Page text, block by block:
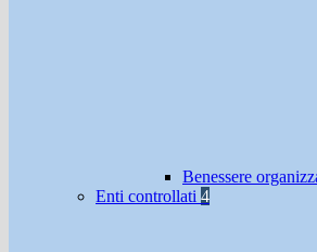
Benessere
Enti controllati 4